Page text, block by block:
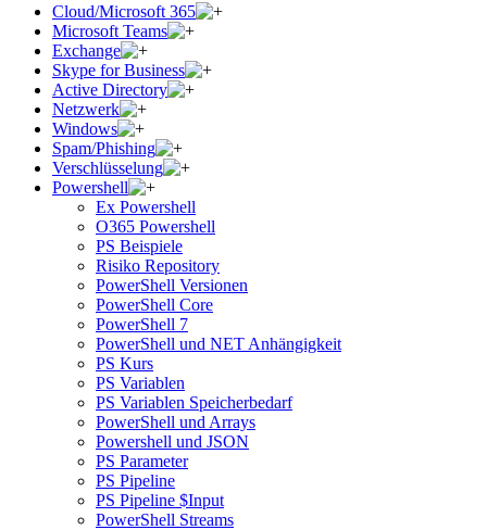
Cloud/Microsoft 365
Microsoft Teams
Exchange
Skype for Business
Active Directory
Netzwerk
Windows
Spam/Phishing
Verschlüsselung
Powershell
Ex Powershell
O365 Powershell
PS Beispiele
Risiko Repository
PowerShell Versionen
PowerShell Core
PowerShell 7
PowerShell und NET Anhängigkeit
PS Kurs
PS Variablen
PS Variablen Speicherbedarf
PowerShell und Arrays
Powershell und JSON
PS Parameter
PS Pipeline
PS Pipeline $Input
PowerShell Streams